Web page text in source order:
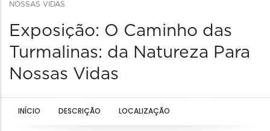
NOSSAS VIDAS
Exposição: O Caminho das
Turmalinas: da Natureza Para
Nossas Vidas
INÍCIO DESCRIÇÃO LOCALIZAÇÃO